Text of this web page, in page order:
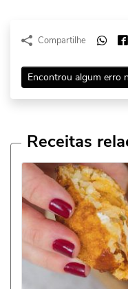
Compartilhe
Encontrou algum erro
Receitas